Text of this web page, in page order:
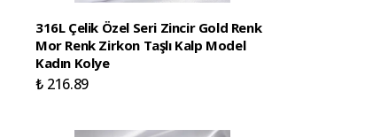
316L Çelik Özel Seri Zincir Gold Renk
Mor Renk Zirkon Taşlı Kalp Model
Kadın Kolye
₺ 216.89